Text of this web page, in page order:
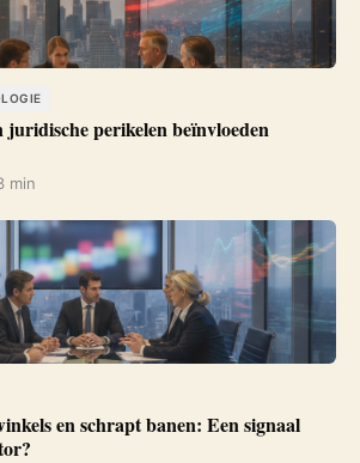
juridische perikelen beïnvloeden
min
en schrapt banen: Een signaal